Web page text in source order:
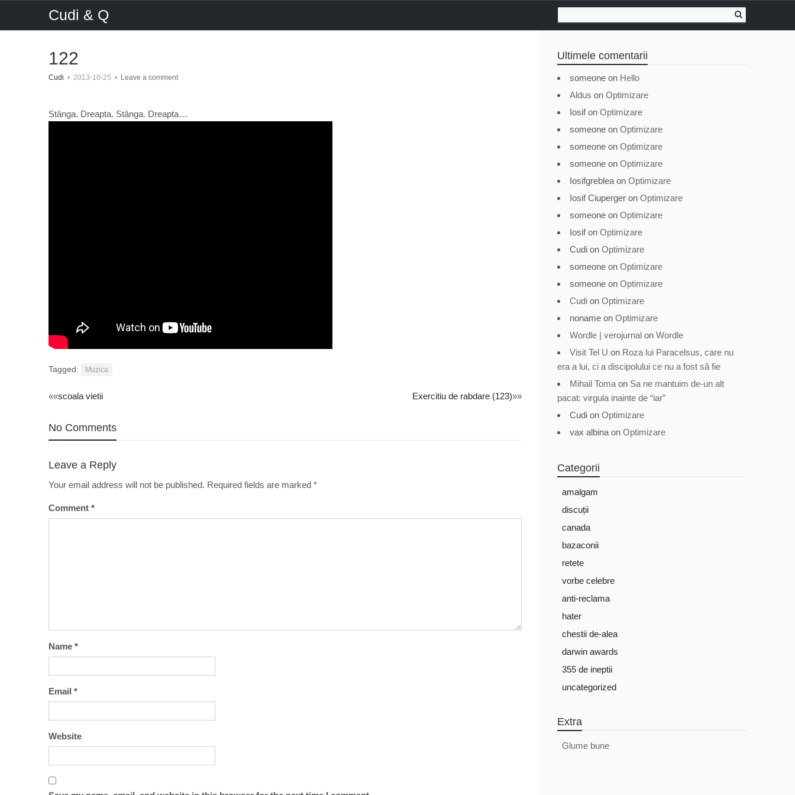
Cudi & Q
122
Cudi • 2013-10-25 • Leave a comment
Stânga. Dreapta. Stânga. Dreapta…
Tagged: Muzica
Post
navigation
««scoala vietii Exercitiu de rabdare (123)»»
No Comments
Leave a Reply
Your email address will not be published. Required fields are marked *
Comment *
Name *
Email *
Website
Ultimele comentarii
someone on Hello
Aldus on Optimizare
Iosifon Optimizare
someone on Optimizare
someone on Optimizare
someone on Optimizare
Iosifgreblea on Optimizare
Iosif Ciuperger on Optimizare
someone on Optimizare
Iosifon Optimizare
Cudi on Optimizare
someone on Optimizare
someone on Optimizare
Cudi on Optimizare
noname on Optimizare
Wordle | verojurnal on Wordle
Visit Tel U on Roza lui Paracelsus, care nu
era a lui, ci a discipolului ce nu a fost să fie
Mihail Toma on Sa ne mantuim de-un alt
pacat: virgula inainte de “iar”
Cudi on Optimizare
vax albina on Optimizare
Categorii
amalgam
discuții
canada
bazaconii
retete
vorbe celebre
anti-reclama
hater
chestii de-alea
darwin awards
355 de ineptii
uncategorized
Extra
Glume bune